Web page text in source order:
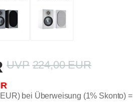
224,00 EUR
bei Überweisung (1% Skonto) =